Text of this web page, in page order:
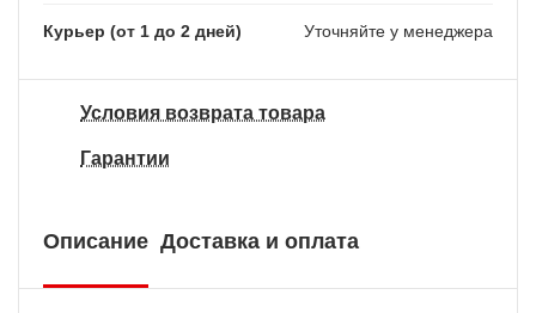
Курьер (от 1 до 2 дней) Уточняйте у менеджера
Условия возврата товара
Гарантии
Описание Доставка и оплата